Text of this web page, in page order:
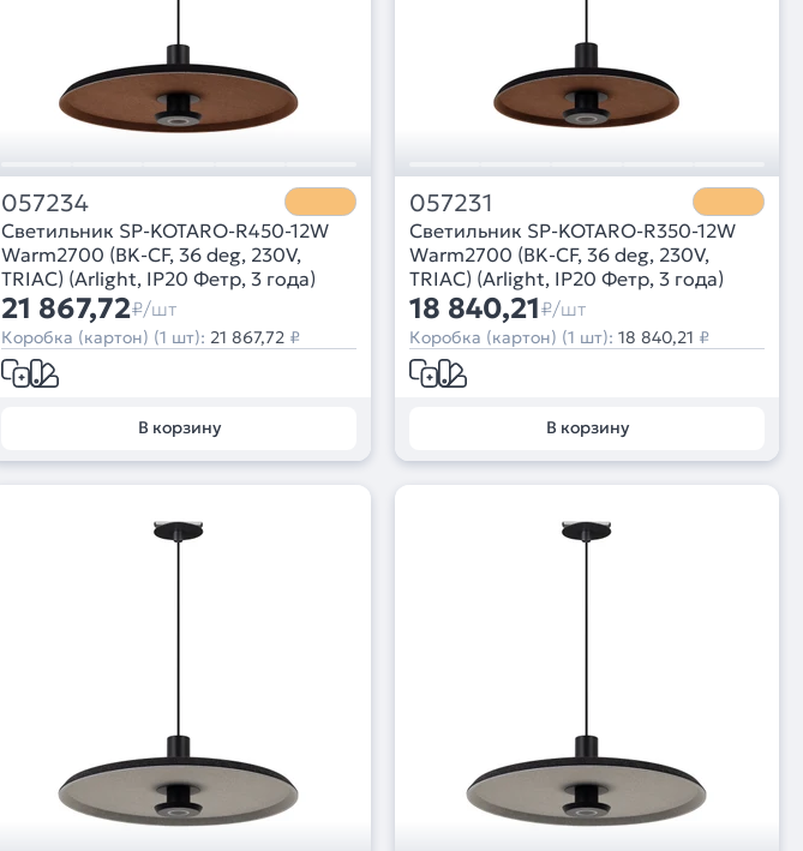
057234
Светильник SP-KOTARO-R450-12W
Warm2700 (BK-CF, 36 deg, 230V,
TRIAC) (Arlight, IP20 Фетр, 3 года)
21 867,72₽/шт
Коробка (картон) (1 шт): 21 867,72 ₽
В корзину
057231
Светильник SP-KOTARO-R350-12W
Warm2700 (BK-CF, 36 deg, 230V,
TRIAC) (Arlight, IP20 Фетр, 3 года)
18 840,21₽/шт
Коробка (картон) (1 шт): 18 840,21 ₽
В корзину